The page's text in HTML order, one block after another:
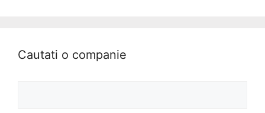
Cautati o companie